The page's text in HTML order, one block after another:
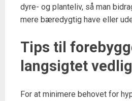
dyre- og planteliv, så man
mere bæredygtig have eller
Tips til
langsigtet
For at minimere behovet for